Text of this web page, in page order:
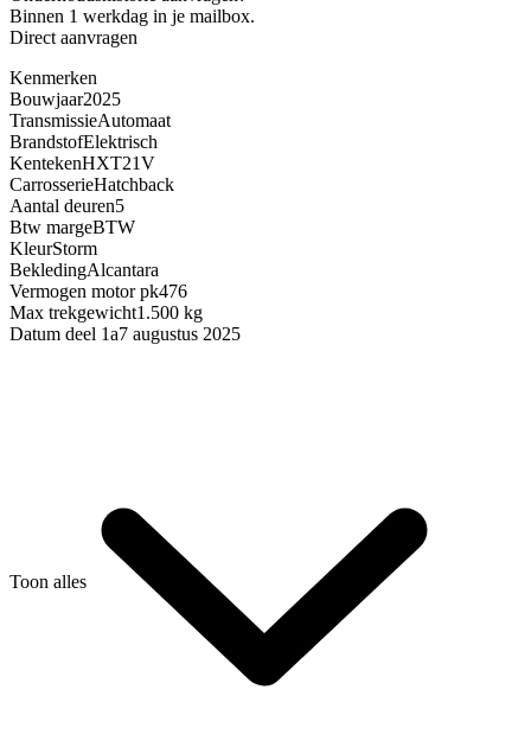
Binnen 1 werkdag in je mailbox.
Direct aanvragen
Kenmerken
Bouwjaar2025
TransmissieAutomaat
BrandstofElektrisch
KentekenHXT21V
CarrosserieHatchback
Aantal deuren5
Btw margeBTW
KleurStorm
BekledingAlcantara
Vermogen motor pk476
Max trekgewicht1.500 kg
Datum deel 1a7 augustus 2025
Toon alles